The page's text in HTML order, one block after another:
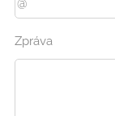
Zpráva